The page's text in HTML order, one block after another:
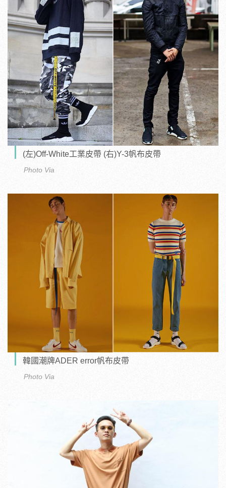
(左)Off-White工業皮帶 (右)Y-3帆布皮帶
Photo Via
韓國潮牌ADER error帆布皮帶
Photo Via